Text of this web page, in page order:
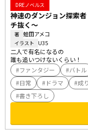
DREノベルス
神速のダンジョン探索
チ抜く～
著 蛙田アメコ
イラスト U35
二人で有名になるの――
誰も追いつけないくらい！
ファンタジー
バトル
日常
ドラマ 成
書き下ろし